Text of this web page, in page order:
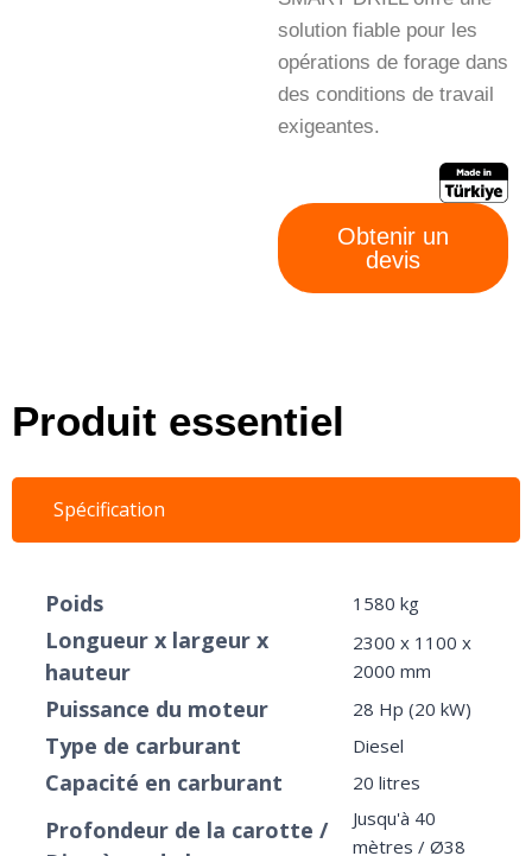
solution fiable pour les
opérations de forage dans
des conditions de travail
exigeantes.
Obtenir un
devis
Produit essentiel
Spécification
Poids 1580 kg
Longueur x largeur x
hauteur
2300 x 1100 x
2000 mm
Puissance du moteur 28 Hp (20 kW)
Type de carburant Diesel
Capacité en carburant 20 litres
Profondeur de la carotte /
Jusqu'à 40
mètres / Ø38